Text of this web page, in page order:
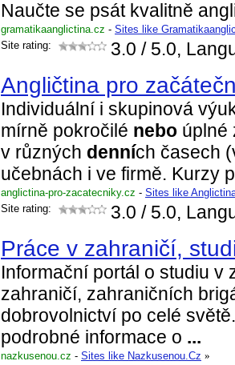
Naučte se psát kvalitně
gramatikaanglictina.cz - Sites like
Site rating:
3.0 / 5.0,
Angličtina pro
Individuální i skupinová
mírně pokročilé nebo úplné
v různých denních časech
učebnách i ve firmě. Kurzy
anglictina-pro-zacatecniky.cz - Sites like
Site rating:
3.0 / 5.0,
Práce v zahraničí,
Informační portál o studiu v
zahraničí, zahraničních
dobrovolnictví po celé
podrobné informace o ...
nazkusenou.cz - Sites like Nazkusenou.Cz »